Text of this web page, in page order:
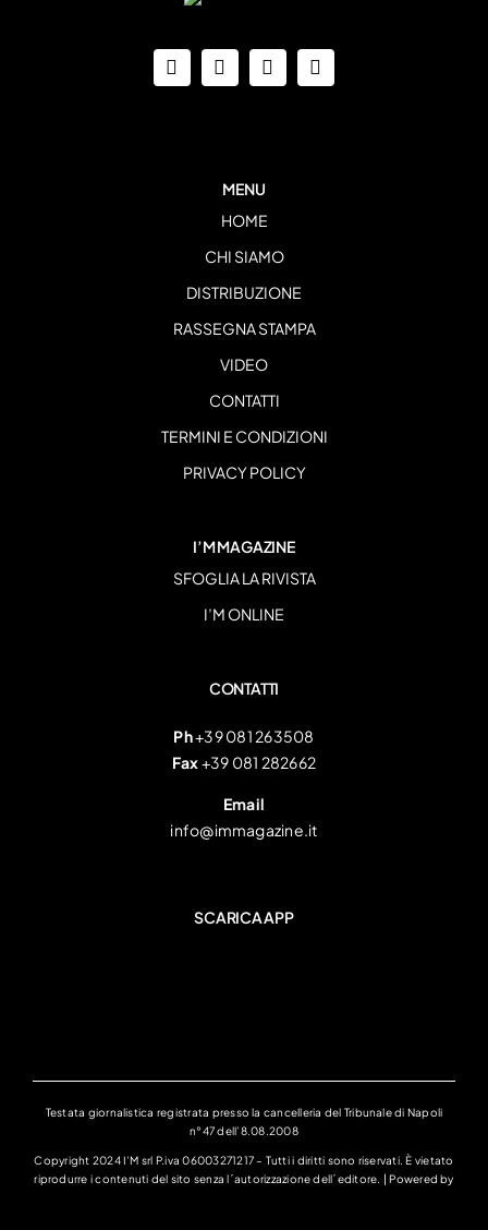
MENU
HOME
CHI SIAMO
DISTRIBUZIONE
RASSEGNA STAMPA
VIDEO
CONTATTI
TERMINI E CONDIZIONI
PRIVACY POLICY
I’M MAGAZINE
SFOGLIA LA RIVISTA
I’M ONLINE
CONTATTI
Ph+39 081 263508
Fax+39 081 282662
Email
info@immagazine.it
SCARICA APP
Testata giornalistica registrata presso la cancelleria del Tribunale di Napoli
n°47 dell’8.08.2008
Copyright 2024 I’M srl P.iva 06003271217 – Tutti i diritti sono riservati. È vietato
riprodurre i contenuti del sito senza l´autorizzazione dell´editore. | Powered by